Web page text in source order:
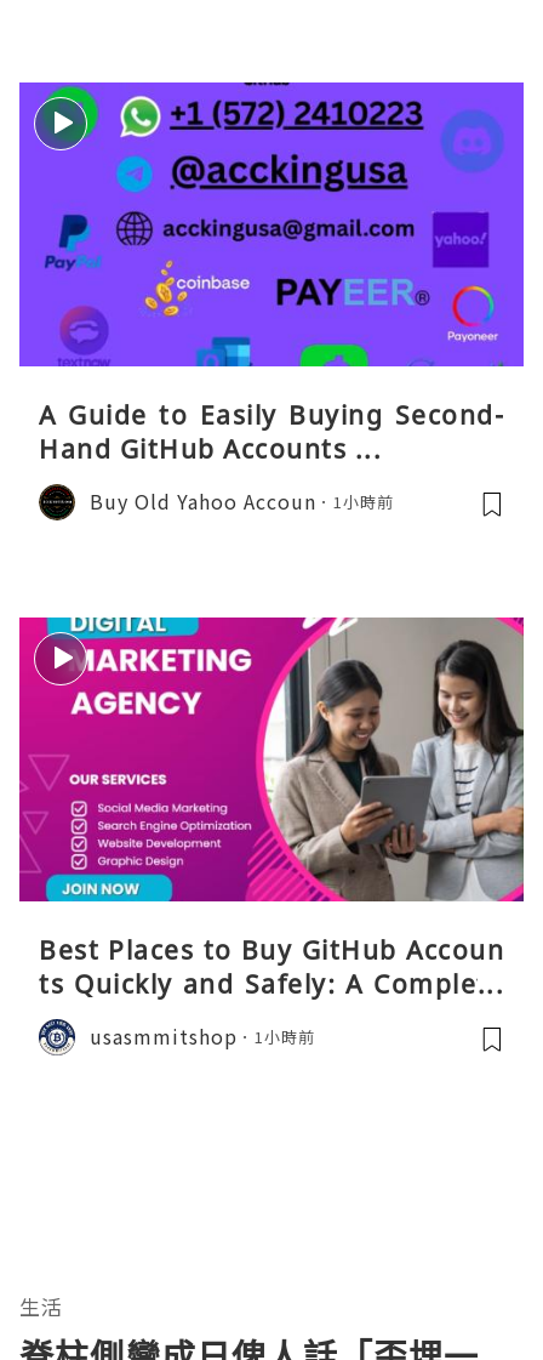
A Guide to Easily Buying Second-
Hand GitHub Accounts ...
Buy Old Yahoo Accoun 1小時前
Best Places to Buy GitHub Accoun
ts Quickly and Safely: A Complete
Guide
usasmmitshop 1小時前
生活